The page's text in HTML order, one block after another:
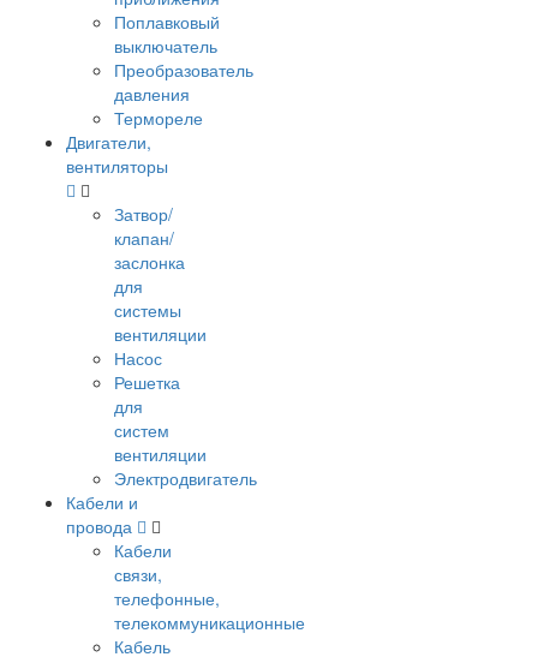
Поплавковый
выключатель
Преобразователь
давления
Термореле
Двигатели,
вентиляторы
Затвор/
клапан/
заслонка
для
системы
вентиляции
Насос
Решетка
для
систем
вентиляции
Электродвигатель
Кабели и
провода
Кабели
связи,
телефонные,
телекоммуникационные
Кабель